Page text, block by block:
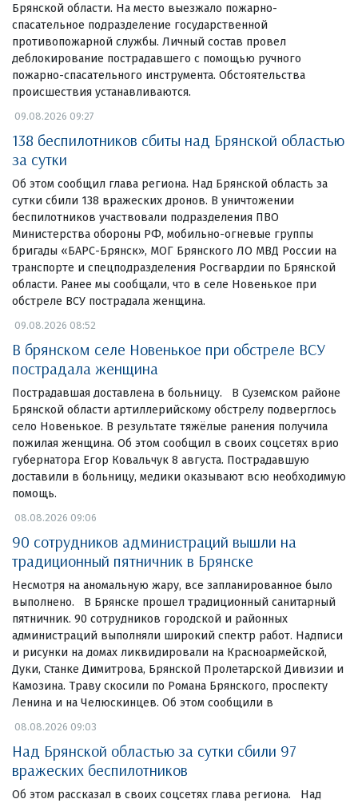
Брянской области. На место выезжало пожарно-
спасательное подразделение государственной
противопожарной службы. Личный состав провел
деблокирование пострадавшего с помощью ручного
пожарно-спасательного инструмента. Обстоятельства
происшествия устанавливаются.
09.08.2026 09:27
138 беспилотников сбиты над Брянской областью
за сутки
Об этом сообщил глава региона. Над Брянской область за
сутки сбили 138 вражеских дронов. В уничтожении
беспилотников участвовали подразделения ПВО
Министерства обороны РФ, мобильно-огневые группы
бригады «БАРС-Брянск», МОГ Брянского ЛО МВД России на
транспорте и спецподразделения Росгвардии по Брянской
области. Ранее мы сообщали, что в селе Новенькое при
обстреле ВСУ пострадала женщина.
09.08.2026 08:52
В брянском селе Новенькое при обстреле ВСУ
пострадала женщина
Пострадавшая доставлена в больницу. В Суземском районе
Брянской области артиллерийскому обстрелу подверглось
село Новенькое. В результате тяжёлые ранения получила
пожилая женщина. Об этом сообщил в своих соцсетях врио
губернатора Егор Ковальчук 8 августа. Пострадавшую
доставили в больницу, медики оказывают всю необходимую
помощь.
08.08.2026 09:06
90 сотрудников администраций вышли на
традиционный пятничник в Брянске
Несмотря на аномальную жару, все запланированное было
выполнено. В Брянске прошел традиционный санитарный
пятничник. 90 сотрудников городской и районных
администраций выполняли широкий спектр работ. Надписи
и рисунки на домах ликвидировали на Красноармейской,
Дуки, Станке Димитрова, Брянской Пролетарской Дивизии и
Камозина. Траву скосили по Романа Брянского, проспекту
Ленина и на Челюскинцев. Об этом сообщили в
08.08.2026 09:03
Над Брянской областью за сутки сбили 97
вражеских беспилотников
Об этом рассказал в своих соцсетях глава региона. Над